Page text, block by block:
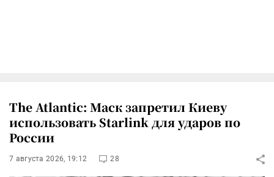
The Atlantic: Маск запретил Киеву
использовать Starlink для ударов по
России
7 августа 2026, 19:12 28